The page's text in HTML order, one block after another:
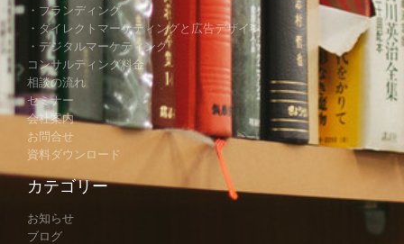
・ブランディング
・ダイレクトマーケティングと広告デザイン
・デジタルマーケティング
コンサルティング料金
相談の流れ
セミナー
会社案内
お問合せ
資料ダウンロード
カテゴリー
お知らせ
ブログ